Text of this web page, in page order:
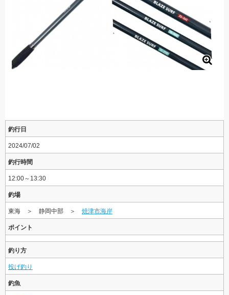
釣行日
2024/07/02
釣行時間
12:00～13:30
釣場
東海 ＞ 静岡中部 ＞ 焼津市海岸
ポイント
釣り方
投げ釣り
釣魚